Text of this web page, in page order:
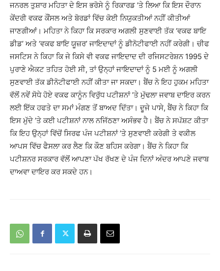
ਜਨਰਲ ਤੁਸ਼ਾਰ ਮਹਿਤਾ ਦੇ ਇਸ ਭਰੋਸੇ ਨੂੰ ਰਿਕਾਰਡ ’ਤੇ ਲਿਆ ਕਿ ਇਸ ਦੌਰਾਨ
ਕੇਂਦਰੀ ਵਕਫ ਕੌਂਸਲ ਅਤੇ ਬੋਰਡਾਂ ਵਿੱਚ ਕੋਈ ਨਿਯੁਕਤੀਆਂ ਨਹੀਂ ਕੀਤੀਆਂ
ਜਾਣਗੀਆਂ। ਮਹਿਤਾ ਨੇ ਕਿਹਾ ਕਿ ਸਰਕਾਰ ਅਗਲੀ ਸੁਣਵਾਈ ਤੱਕ ‘ਵਕਫ ਬਾਇ
ਡੀਡ’ ਅਤੇ ‘ਵਕਫ ਬਾਇ ਯੂਜ਼ਰ’ ਜਾਇਦਾਦਾਂ ਨੂੰ ਡੀਨੋਟੀਫਾਈ ਨਹੀਂ ਕਰੇਗੀ। ਚੀਫ
ਜਸਟਿਸ ਨੇ ਕਿਹਾ ਕਿ ਜੇ ਕਿਸੇ ਵੀ ਵਕਫ ਜਾਇਦਾਦ ਦੀ ਰਜਿਸਟਰੇਸ਼ਨ 1995 ਦੇ
ਪੁਰਾਣੇ ਐਕਟ ਤਹਿਤ ਹੋਈ ਸੀ, ਤਾਂ ਉਨ੍ਹਾਂ ਜਾਇਦਾਦਾਂ ਨੂੰ 5 ਮਈ ਨੂੰ ਅਗਲੀ
ਸੁਣਵਾਈ ਤੱਕ ਡੀਨੋਟੀਫਾਈ ਨਹੀਂ ਕੀਤਾ ਜਾ ਸਕਦਾ। ਬੈਂਚ ਨੇ ਇਹ ਹੁਕਮ ਮਹਿਤਾ
ਵੱਲੋਂ ਨਵੇਂ ਸੋਧੇ ਹੋਏ ਵਕਫ ਕਾਨੂੰਨ ਵਿਰੁੱਧ ਪਟੀਸ਼ਨਾਂ ’ਤੇ ਮੁੱਢਲਾ ਜਵਾਬ ਦਾਇਰ ਕਰਨ
ਲਈ ਇੱਕ ਹਫਤੇ ਦਾ ਸਮਾਂ ਮੰਗਣ ਤੋਂ ਬਾਅਦ ਦਿੱਤਾ। ਦੂਜੇ ਪਾਸੇ, ਬੈਂਚ ਨੇ ਕਿਹਾ ਕਿ
ਇਸ ਮੁੱਦੇ ’ਤੇ ਕਈ ਪਟੀਸ਼ਨਾਂ ਨਾਲ ਨਜਿੱਠਣਾ ਅਸੰਭਵ ਹੈ। ਬੈਂਚ ਨੇ ਸਪੱਸ਼ਟ ਕੀਤਾ
ਕਿ ਇਹ ਉਨ੍ਹਾਂ ਵਿੱਚੋਂ ਸਿਰਫ ਪੰਜ ਪਟੀਸ਼ਨਾਂ ’ਤੇ ਸੁਣਵਾਈ ਕਰੇਗੀ ਤੇ ਵਕੀਲ
ਆਪਸ ਵਿੱਚ ਫੈਸਲਾ ਕਰ ਲੈਣ ਕਿ ਕੌਣ ਬਹਿਸ ਕਰੇਗਾ। ਬੈਂਚ ਨੇ ਕਿਹਾ ਕਿ
ਪਟੀਸ਼ਨਰ ਸਰਕਾਰ ਵੱਲੋਂ ਆਪਣਾ ਪੱਖ ਰੱਖਣ ਦੇ ਪੰਜ ਦਿਨਾਂ ਅੰਦਰ ਆਪਣੇ ਜਵਾਬ
ਦਾਅਵਾ ਦਾਇਰ ਕਰ ਸਕਦੇ ਹਨ।